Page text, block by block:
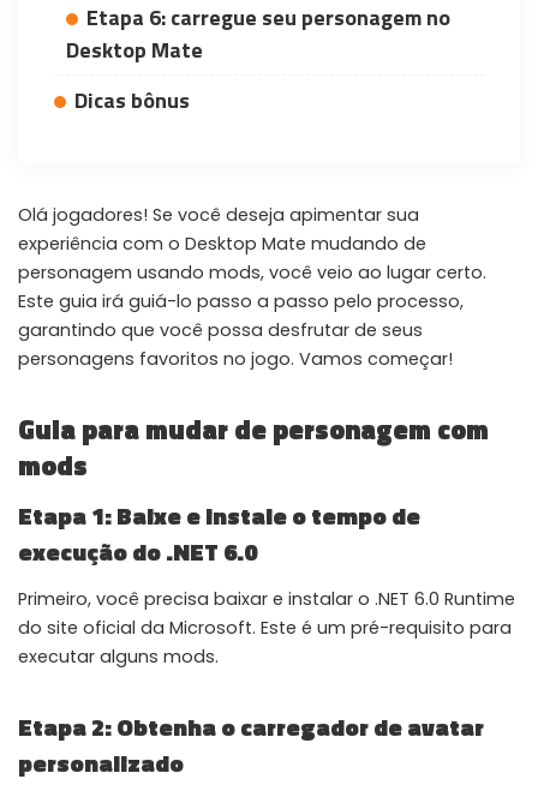
WHY JOIN THE CHANNEL?
100% FREE to join
No subscription, no credit card required — ever
Tricks BEFORE website
Get exclusive codes and strategies before anyone else
Limited-time game codes
Temporary download keys — grab them fast, they expire
Global contests to win full Steam games & gift cards
Zero Ads • Zero Spam
No promotions, no junk — just pure gaming content
Everything arrives directly — faster than websites or email
Members-Only Content
Exclusive guides & secrets never published anywhere else
Etapa 6: carregue seu personagem no
Desktop Mate
Dicas bônus
Olá jogadores! Se você deseja apimentar sua
experiência com o Desktop Mate mudando de
personagem usando mods, você veio ao lugar certo.
Este guia irá guiá-lo passo a passo pelo processo,
garantindo que você possa desfrutar de seus
personagens favoritos no jogo. Vamos começar!
Guia para mudar de personagem com
mods
Etapa 1: Baixe e instale o tempo de
execução do .NET 6.0
Primeiro, você precisa baixar e instalar o .NET 6.0 Runtime
do site oficial da Microsoft. Este é um pré-requisito para
executar alguns mods.
Etapa 2: Obtenha o carregador de avatar
personalizado